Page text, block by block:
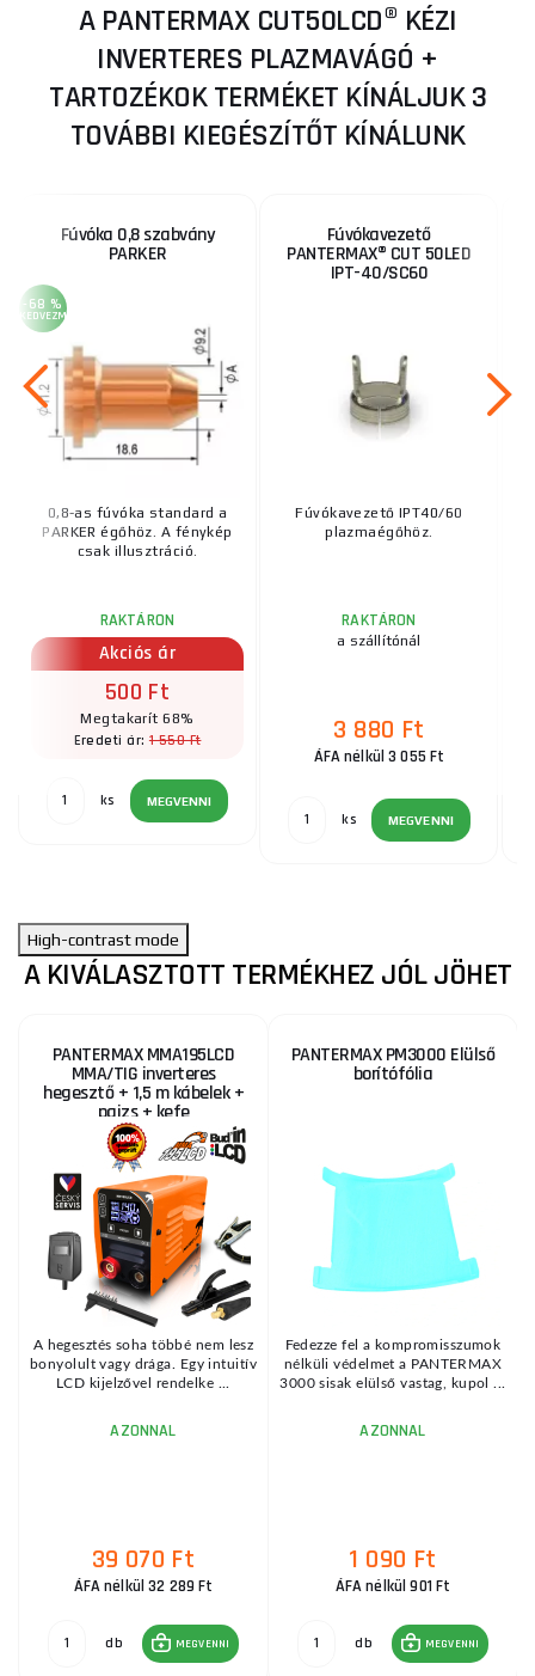
A PANTERMAX CUT50LCD® KÉZI
INVERTERES PLAZMAVÁGÓ +
TARTOZÉKOK TERMÉKET KÍNÁLJUK 3
TOVÁBBI KIEGÉSZÍTŐT KÍNÁLUNK
Fúvóka 0,8 szabvány
PARKER
-68 %
KEDVEZMÉNY
0,8-as fúvóka standard a
PARKER égőhöz. A fénykép
csak illusztráció.
RAKTÁRON
Akciós ár
500 Ft
Megtakarít 68%
Eredeti ár:1 550 Ft
ks MEGVENNI
Fúvókavezető
PANTERMAX® CUT 50LED
IPT-40/SC60
Fúvókavezető IPT40/60
plazmaégőhöz.
RAKTÁRON
a szállítónál
3 880 Ft
ÁFA nélkül 3 055 Ft
ks MEGVENNI
High-contrast mode
A KIVÁLASZTOTT TERMÉKHEZ JÓL JÖHET
PANTERMAX MMA195LCD
MMA/TIG inverteres
hegesztő + 1,5 m kábelek +
pajzs + kefe
A hegesztés soha többé nem lesz
bonyolult vagy drága. Egy intuitív
LCD kijelzővel rendelke ...
AZONNAL
39 070 Ft
ÁFA nélkül 32 289 Ft
db MEGVENNI
PANTERMAX PM3000 Elülső
borítófólia
Fedezze fel a kompromisszumok
nélküli védelmet a PANTERMAX
3000 sisak elülső vastag, kupol ...
AZONNAL
1 090 Ft
ÁFA nélkül 901 Ft
db MEGVENNI